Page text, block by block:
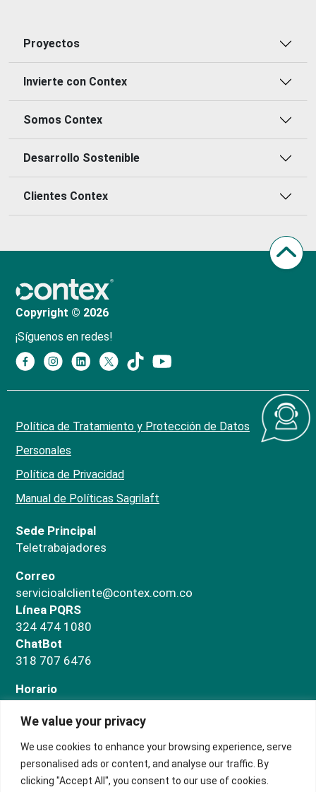
We value your privacy
We use cookies to enhance your browsing experience, serve
personalised ads or content, and analyse our traffic. By
clicking "Accept All", you consent to our use of cookies.
Proyectos
Invierte con Contex
Somos Contex
Desarrollo Sostenible
Clientes Contex
Copyright © 2026
¡Síguenos en redes!
Política de Tratamiento y Protección de Datos
Personales
Política de Privacidad
Manual de Políticas Sagrilaft
Sede Principal
Teletrabajadores
Correo
servicioalcliente@contex.com.co
Línea PQRS
324 474 1080
ChatBot
318 707 6476
Horario
Lunes a jueves de 7:00 a.m a 5:00 p.m. Viernes de
7:00 a.m a 3:00 p.m
Salas de negocios
Lunes a domingo de 9:00 a.m. a 5:00 p.m.